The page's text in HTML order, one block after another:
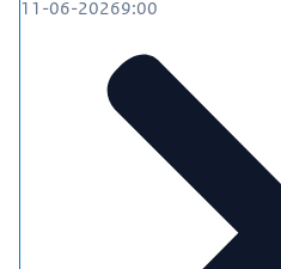
11-06-20269:00